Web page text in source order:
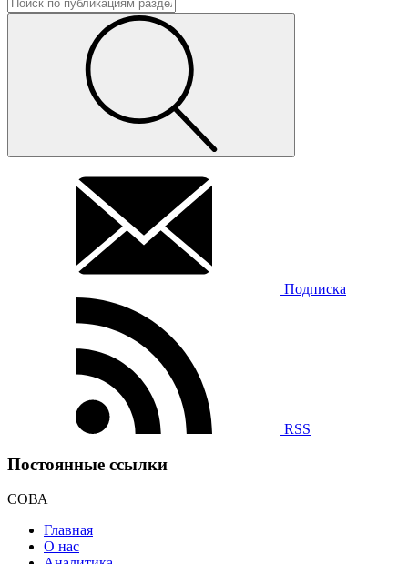
Подписка
RSS
Постоянные ссылки
СОВА
Главная
О нас